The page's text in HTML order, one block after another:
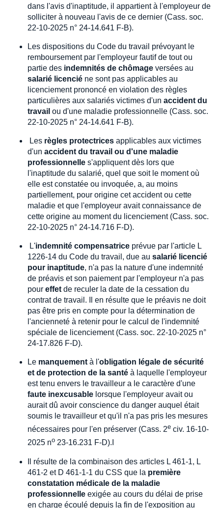
dans l'avis d'inaptitude, il appartient à l'employeur de
solliciter à nouveau l'avis de ce dernier (Cass. soc.
22-10-2025 n° 24-14.641 F-B).
Les dispositions du Code du travail prévoyant le
remboursement par l'employeur fautif de tout ou
partie des indemnités de chômage versées au
salarié licencié ne sont pas applicables au
licenciement prononcé en violation des règles
particulières aux salariés victimes d'un accident du
travail ou d'une maladie professionnelle (Cass. soc.
22-10-2025 n° 24-14.641 F-B).
Les règles protectrices applicables aux victimes
d'un accident du travail ou d'une maladie
professionnelle s'appliquent dès lors que
l'inaptitude du salarié, quel que soit le moment où
elle est constatée ou invoquée, a, au moins
partiellement, pour origine cet accident ou cette
maladie et que l'employeur avait connaissance de
cette origine au moment du licenciement (Cass. soc.
22-10-2025 n° 24-14.716 F-D).
L'indemnité compensatrice prévue par l'article L
1226-14 du Code du travail, due au salarié licencié
pour inaptitude, n'a pas la nature d'une indemnité
de préavis et son paiement par l'employeur n'a pas
pour effet de reculer la date de la cessation du
contrat de travail. Il en résulte que le préavis ne doit
pas être pris en compte pour la détermination de
l'ancienneté à retenir pour le calcul de l'indemnité
spéciale de licenciement (Cass. soc. 22-10-2025 n°
24-17.826 F-D).
Le manquement à l'obligation légale de sécurité
et de protection de la santé à laquelle l'employeur
est tenu envers le travailleur a le caractère d'une
faute inexcusable lorsque l'employeur avait ou
aurait dû avoir conscience du danger auquel était
soumis le travailleur et qu'il n'a pas pris les mesures
nécessaires pour l'en préserver (Cass. 2e civ. 16-10-
2025 no 23-16.231 F-D).I
Il résulte de la combinaison des articles L 461-1, L
461-2 et D 461-1-1 du CSS que la première
constatation médicale de la maladie
professionnelle exigée au cours du délai de prise
en charge écoulé depuis la fin de l'exposition au